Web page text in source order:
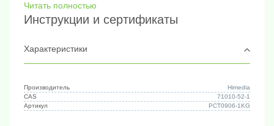
Прочность на гелеобразование: 400 - 700 г/см2
Размер частиц (36 меш): ≥ 95%
проходит
Фасовка:1 кг
Читать полностью
Инструкции и сертификаты
Характеристики
Производитель
Himedia
CAS
71010-52-1
Артикул
PCT0906-1KG